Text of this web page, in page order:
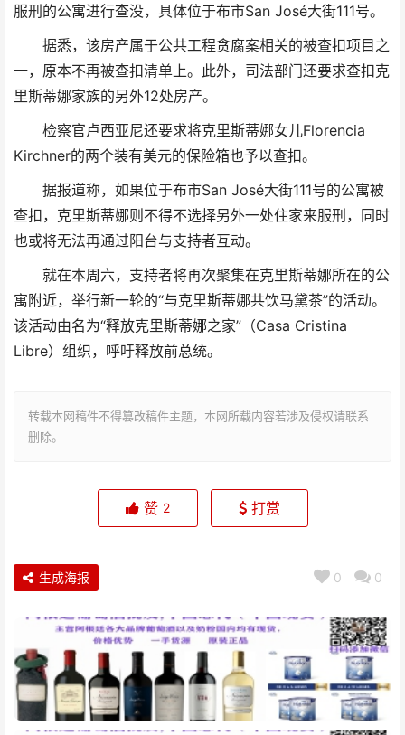
服刑的公寓进行查没，具体位于布市San José大街111号。
据悉，该房产属于公共工程贪腐案相关的被查扣项目之
一，原本不再被查扣清单上。此外，司法部门还要求查扣克
里斯蒂娜家族的另外12处房产。
检察官卢西亚尼还要求将克里斯蒂娜女儿Florencia
Kirchner的两个装有美元的保险箱也予以查扣。
据报道称，如果位于布市San José大街111号的公寓被
查扣，克里斯蒂娜则不得不选择另外一处住家来服刑，同时
也或将无法再通过阳台与支持者互动。
就在本周六，支持者将再次聚集在克里斯蒂娜所在的公
寓附近，举行新一轮的“与克里斯蒂娜共饮马黛茶”的活动。
该活动由名为“释放克里斯蒂娜之家”（Casa Cristina
Libre）组织，呼吁释放前总统。
转载本网稿件不得篡改稿件主题，本网所载内容若涉及侵权请联系
删除。
赞 2 打赏
0 0
生成海报